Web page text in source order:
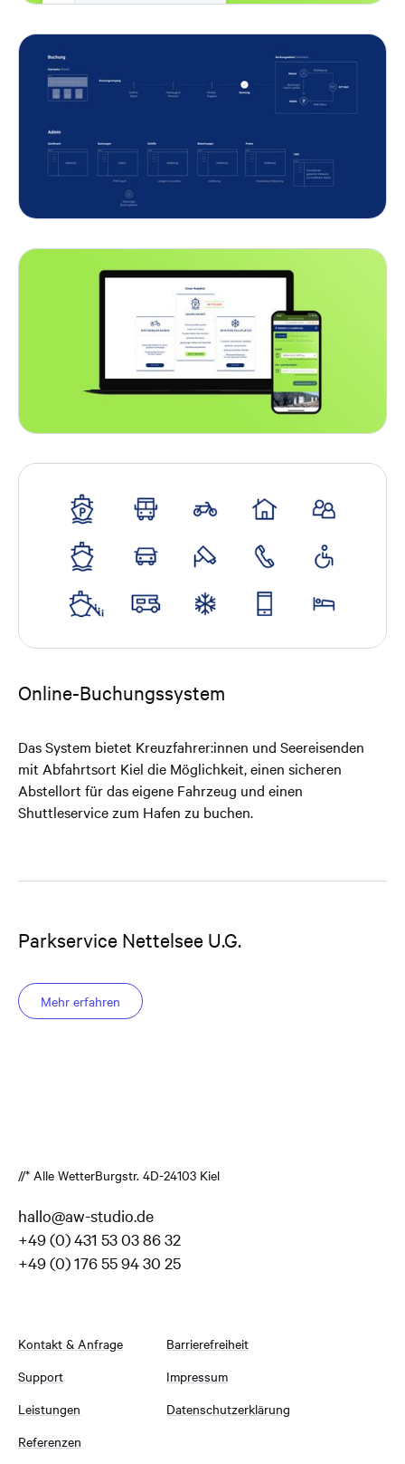
Online-Buchungssystem
Das System bietet Kreuzfahrer:innen und Seereisenden
mit Abfahrtsort Kiel die Möglichkeit, einen sicheren
Abstellort für das eigene Fahrzeug und einen
Shuttleservice zum Hafen zu buchen.
Parkservice Nettelsee U.G.
Mehr erfahren
//* Alle WetterBurgstr. 4D-24103 Kiel
hallo@aw-studio.de
+49 (0) 431 53 03 86 32
+49 (0) 176 55 94 30 25
Kontakt & Anfrage
Support
Leistungen
Referenzen
Barrierefreiheit
Impressum
Datenschutzerklärung